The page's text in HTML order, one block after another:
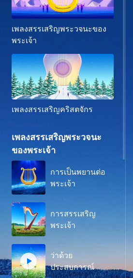
เพลงสรรเสริญพระวจนะของ
พระเจ้า
เพลงสรรเสริญคริสตจักร
เพลงสรรเสริญพระวจนะ
ของพระเจ้า
การเป็นพยานต่อ
พระเจ้า
การสรรเสริญ
พระเจ้า
ว่าด้วย
ประสบการณ์